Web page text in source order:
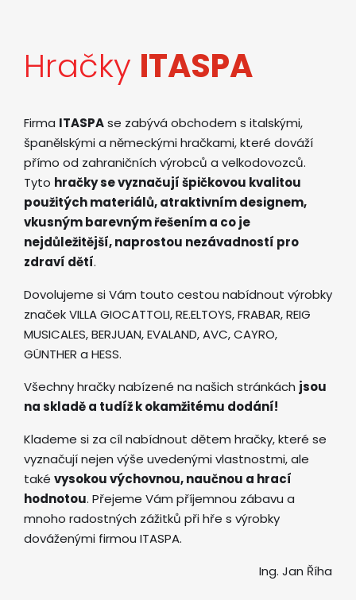
Hračky ITASPA
Firma ITASPAse zabývá obchodem s italskými,
španělskými a německými hračkami, které dováží
přímo od zahraničních výrobců a velkodovozců.
Tyto hračky se vyznačují špičkovou kvalitou
použitých materiálů, atraktivním designem,
vkusným barevným řešením a co je
nejdůležitější, naprostou nezávadností pro
zdraví dětí.
Dovolujeme si Vám touto cestou nabídnout výrobky
značek VILLA GIOCATTOLI, RE.ELTOYS, FRABAR, REIG
MUSICALES, BERJUAN, EVALAND, AVC, CAYRO,
GÜNTHER a HESS.
Všechny hračky nabízené na našich stránkách jsou
na skladě a tudíž k okamžitému dodání!
Klademe si za cíl nabídnout dětem hračky, které se
vyznačují nejen výše uvedenými vlastnostmi, ale
také vysokou výchovnou, naučnou a hrací
hodnotou. Přejeme Vám příjemnou zábavu a
mnoho radostných zážitků při hře s výrobky
dováženými firmou ITASPA.
Ing. Jan Říha